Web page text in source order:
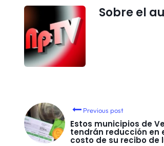
Sobre el
Previous post
Estos municipios de
tendrán reducción en
costo de su recibo de